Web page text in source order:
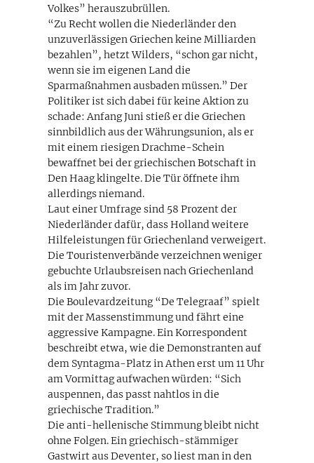
Volkes” herauszubrüllen.
“Zu Recht wollen die Niederländer den
unzuverlässigen Griechen keine Milliarden
bezahlen”, hetzt Wilders, “schon gar nicht,
wenn sie im eigenen Land die
Sparmaßnahmen ausbaden müssen.” Der
Politiker ist sich dabei für keine Aktion zu
schade: Anfang Juni stieß er die Griechen
sinnbildlich aus der Währungsunion, als er
mit einem riesigen Drachme-Schein
bewaffnet bei der griechischen Botschaft in
Den Haag klingelte. Die Tür öffnete ihm
allerdings niemand.
Laut einer Umfrage sind 58 Prozent der
Niederländer dafür, dass Holland weitere
Hilfeleistungen für Griechenland verweigert.
Die Touristenverbände verzeichnen weniger
gebuchte Urlaubsreisen nach Griechenland
als im Jahr zuvor.
Die Boulevardzeitung “De Telegraaf” spielt
mit der Massenstimmung und fährt eine
aggressive Kampagne. Ein Korrespondent
beschreibt etwa, wie die Demonstranten auf
dem Syntagma-Platz in Athen erst um 11 Uhr
am Vormittag aufwachen würden: “Sich
auspennen, das passt nahtlos in die
griechische Tradition.”
Die anti-hellenische Stimmung bleibt nicht
ohne Folgen. Ein griechisch-stämmiger
Gastwirt aus Deventer, so liest man in den